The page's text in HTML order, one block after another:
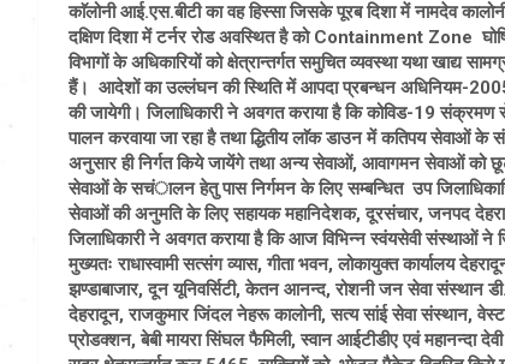
काॅलोनी आई.एस.बीटी का वह हिस्सा जिसके पूरब दिशा में नामदेव
दक्षिण दिशा में टर्नर रोड अवस्थित है को Containment Zone
विभागों के अधिकारियों को क्षेत्रान्तर्गत समुचित व्यवस्था यथा खाद्य
हैं। आदेशों का उल्लंघन की स्थिति में आपदा प्रबन्धन अधिनियम-2005,
की जायेगी। जिलाधिकारी ने अवगत कराया है कि कोविड-19
पालन करवाया जा रहा है तथा द्धितीय लाॅक डाउन में कतिपय सेवाओं के
अनुसार ही निर्गत किये जायेंगे तथा अन्य सेवाओं, आवागमन सेवाओं को
सेवाओं के सचंालन हेतु पास निर्गमन के लिए सम्बन्धित उप
सेवाओं की अनुमति के लिए सहायक महानिदेशक, दूरसंचार, जनपद
जिलाधिकारी ने अवगत कराया है कि आज विभिन्न स्वंयसेवी संस्थाओं
मुख्यतः राधास्वामी सत्संग व्यास, गीता भवन, लोकायुक्त कार्यालय
झण्डाबाजार, दून यूनिवर्सिटी, केतन आनन्द, रोशनी जन सेवा संस्थान
देहरादून, राजकुमार जिंदल नेहरू कालोनी, सत्य सांई सेवा संस्थान, वेस्ट
प्रोडक्शन, बेबी मायरा सिंघल फैमिली, स्वान आईटीडीए एवं